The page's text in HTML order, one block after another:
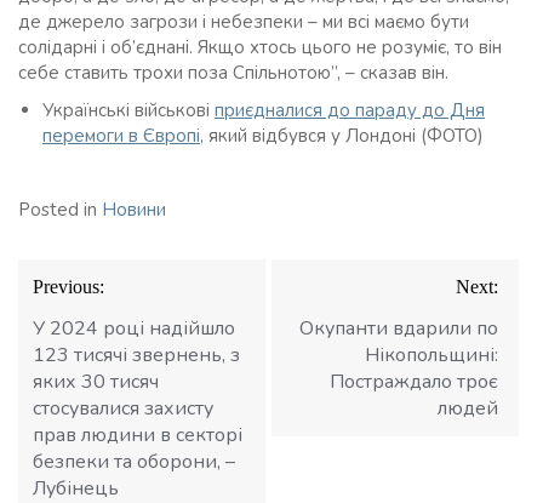
де джерело загрози і небезпеки – ми всі маємо бути
солідарні і об’єднані. Якщо хтось цього не розуміє, то він
себе ставить трохи поза Спільнотою”, – сказав він.
Українські військові приєдналися до параду до Дня
перемоги в Європі, який відбувся у Лондоні (ФОТО)
Posted in Новини
Навігація
записів
Previous:
У 2024 році надійшло
123 тисячі звернень, з
яких 30 тисяч
стосувалися захисту
прав людини в секторі
безпеки та оборони, –
Лубінець
Next:
Окупанти вдарили по
Нікопольщині:
Постраждало троє
людей